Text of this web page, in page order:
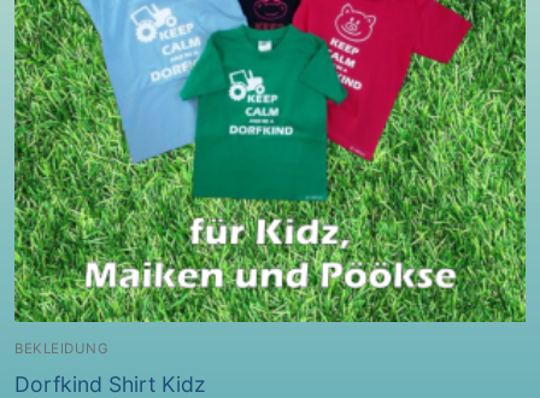
BEKLEIDUNG
Dorfkind Shirt Kidz